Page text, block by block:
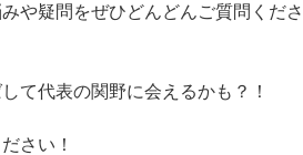
や疑問をぜひどんどんご質問くださ
て代表の関野に会えるかも？！
さい！